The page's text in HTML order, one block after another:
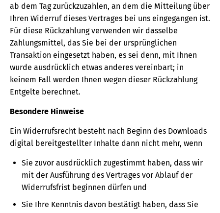
ab dem Tag zurückzuzahlen, an dem die Mitteilung über
Ihren Widerruf dieses Vertrages bei uns eingegangen ist.
Für diese Rückzahlung verwenden wir dasselbe
Zahlungsmittel, das Sie bei der ursprünglichen
Transaktion eingesetzt haben, es sei denn, mit Ihnen
wurde ausdrücklich etwas anderes vereinbart; in
keinem Fall werden Ihnen wegen dieser Rückzahlung
Entgelte berechnet.
Besondere Hinweise
Ein Widerrufsrecht besteht nach Beginn des Downloads
digital bereitgestellter Inhalte dann nicht mehr, wenn
Sie zuvor ausdrücklich zugestimmt haben, dass wir
mit der Ausführung des Vertrages vor Ablauf der
Widerrufsfrist beginnen dürfen und
Sie Ihre Kenntnis davon bestätigt haben, dass Sie